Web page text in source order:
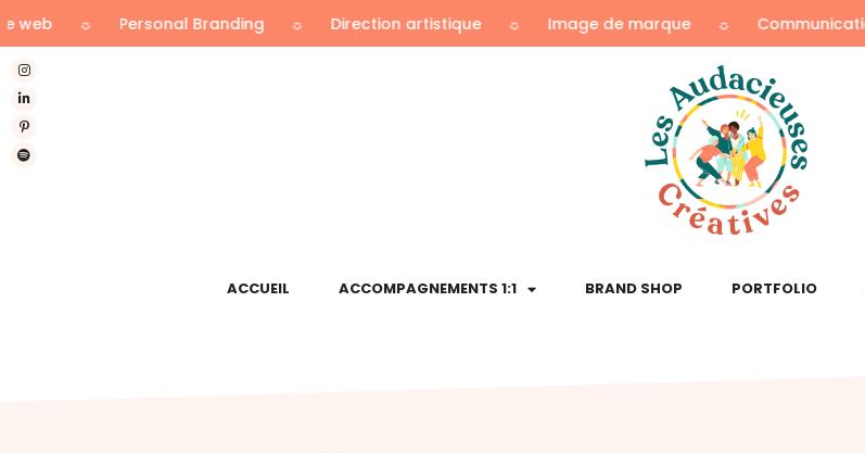
Personal Branding ☼ Direction artistique ☼ Image de marque ☼ Communication digitale
ACCUEIL ACCOMPAGNEMENTS 1:1 BRAND SHOP PORTFOLIO